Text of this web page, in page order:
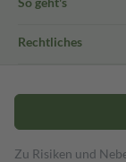
Rechtliches
Zu Risiken und